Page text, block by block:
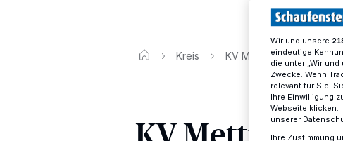
Kreis KV Mettmann reist zum
Wir und unsere
eindeutige
die unter „Wir
Zwecke. Wenn
relevant für Sie.
Ihre Einwilligung
Webseite klicken.
unserer
Ihre Zustimmung